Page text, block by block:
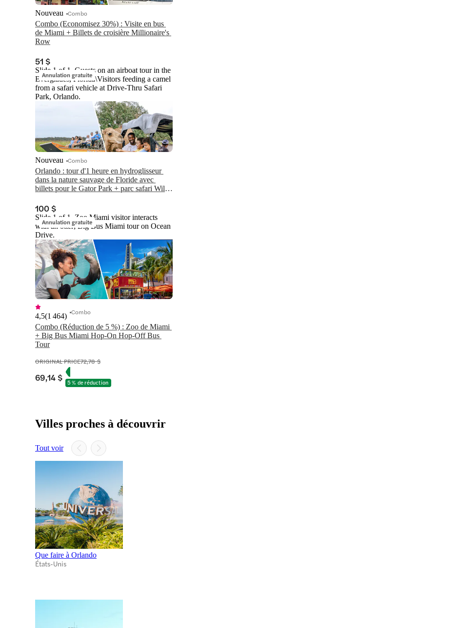
Combo (Economisez 30%) : Visite en bus
de Miami + Billets de croisière Millionaire's
Row
Nouveau Combo
51 $
Annulation gratuite
Slide 1 of 1, Guests on an airboat tour in the
Everglades, Florida\Visitors feeding a camel
from a safari vehicle at Drive-Thru Safari
Park, Orlando.
Orlando : tour d'1 heure en hydroglisseur
dans la nature sauvage de Floride avec
billets pour le Gator Park + parc safari Wild
Nouveau Combo
100 $
Annulation gratuite
Slide 1 of 1, Zoo Miami visitor interacts
with an otter; Big Bus Miami tour on Ocean
Drive.
Combo (Réduction de 5 %) : Zoo de Miami
+ Big Bus Miami Hop-On Hop-Off Bus
Tour
4,5(1 464) Combo
ORIGINAL PRICE72,78 $
69,14 $ 5 % de réduction
Villes proches à découvrir
Tout voir
Que faire à Orlando
États-Unis